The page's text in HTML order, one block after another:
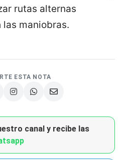
rutas alternas
maniobras.
ESTA NOTA
canal y recibe las